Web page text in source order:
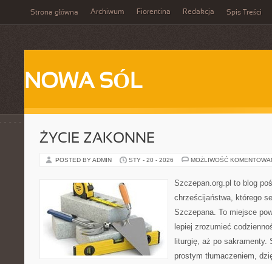
Strona główna Archiwum Fiorentina Redakcja Spis Treści
NOWA SÓL
ŻYCIE ZAKONNE
POSTED BY ADMIN STY - 20 - 2026 MOŻLIWOŚĆ
Szczepan.org.pl to blog
chrześcijaństwa, którego
Szczepana. To miejsce
lepiej zrozumieć
liturgię, aż po sakramenty.
prostym tłumaczeniem,